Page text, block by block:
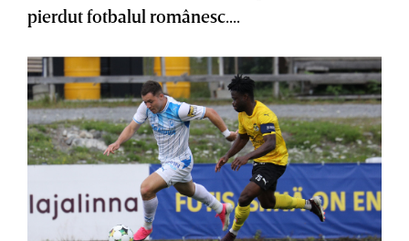
pierdut fotbalul românesc....